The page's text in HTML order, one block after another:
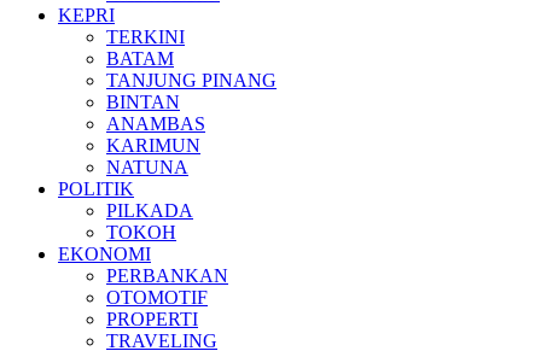
KEPRI
TERKINI
BATAM
TANJUNG PINANG
BINTAN
ANAMBAS
KARIMUN
NATUNA
POLITIK
PILKADA
TOKOH
EKONOMI
PERBANKAN
OTOMOTIF
PROPERTI
TRAVELING